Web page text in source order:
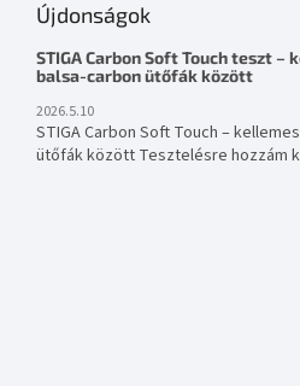
Újdonságok
STIGA Carbon Soft Touch teszt
balsa-carbon ütőfák között
2026.5.10
STIGA Carbon Soft Touch –
ütőfák között Tesztelésre hozzám